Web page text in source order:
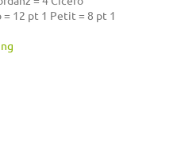
= 12 pt 1 Petit = 8 pt 1